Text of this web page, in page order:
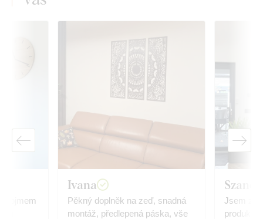
dojmem
Ivana
Pěkný doplněk na zeď, snadná
montáž, předlepená páska, vše
Jsem